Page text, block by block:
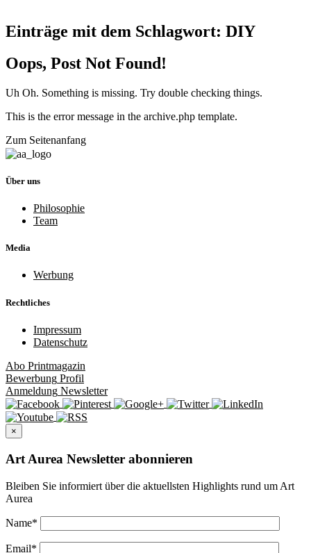
Einträge mit dem Schlagwort: DIY
Oops, Post Not Found!
Uh Oh. Something is missing. Try double checking things.
This is the error message in the archive.php template.
Zum Seitenanfang
Über uns
Philosophie
Team
Media
Werbung
Rechtliches
Impressum
Datenschutz
Abo Printmagazin
Bewerbung Profil
Anmeldung Newsletter
×
Art Aurea Newsletter abonnieren
Bleiben Sie informiert über die aktuellsten Highlights rund um Art
Aurea
Name*
Email*